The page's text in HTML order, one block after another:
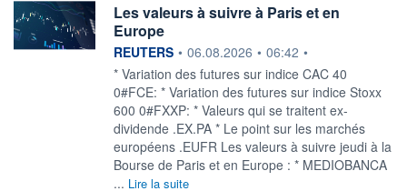
Les valeurs à suivre à Paris et en
Europe
information fournie par
REUTERS • 06.08.2026 • 06:42 •
* Variation des futures sur indice CAC 40
0#FCE: * Variation des futures sur indice Stoxx
600 0#FXXP: * Valeurs qui se traitent ex-
dividende .EX.PA * Le point sur les marchés
européens .EUFR Les valeurs à suivre jeudi à la
Bourse de Paris et en Europe : * MEDIOBANCA
... Lire la suite